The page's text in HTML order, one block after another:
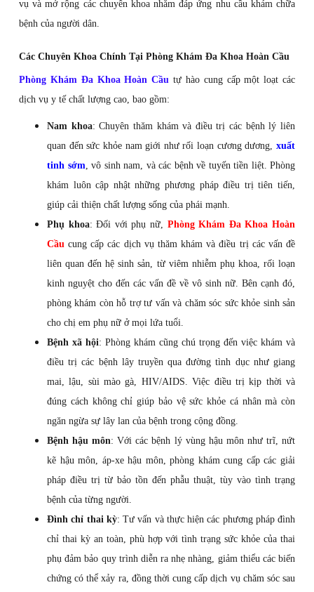
vụ và mở rộng các chuyên khoa nhằm đáp ứng nhu cầu khám chữa
bệnh của người dân.
Các Chuyên Khoa Chính Tại Phòng Khám Đa Khoa Hoàn Cầu
Phòng Khám Đa Khoa Hoàn Cầu tự hào cung cấp một loạt các
dịch vụ y tế chất lượng cao, bao gồm:
Nam khoa: Chuyên thăm khám và điều trị các bệnh lý liên
quan đến sức khỏe nam giới như rối loạn cương dương, xuất
tinh sớm, vô sinh nam, và các bệnh về tuyến tiền liệt. Phòng
khám luôn cập nhật những phương pháp điều trị tiên tiến,
giúp cải thiện chất lượng sống của phái mạnh.
Phụ khoa: Đối với phụ nữ, Phòng Khám Đa Khoa Hoàn
Cầu cung cấp các dịch vụ thăm khám và điều trị các vấn đề
liên quan đến hệ sinh sản, từ viêm nhiễm phụ khoa, rối loạn
kinh nguyệt cho đến các vấn đề về vô sinh nữ. Bên cạnh đó,
phòng khám còn hỗ trợ tư vấn và chăm sóc sức khỏe sinh sản
cho chị em phụ nữ ở mọi lứa tuổi.
Bệnh xã hội: Phòng khám cũng chú trọng đến việc khám và
điều trị các bệnh lây truyền qua đường tình dục như giang
mai, lậu, sùi mào gà, HIV/AIDS. Việc điều trị kịp thời và
đúng cách không chỉ giúp bảo vệ sức khỏe cá nhân mà còn
ngăn ngừa sự lây lan của bệnh trong cộng đồng.
Bệnh hậu môn: Với các bệnh lý vùng hậu môn như trĩ, nứt
kẽ hậu môn, áp-xe hậu môn, phòng khám cung cấp các giải
pháp điều trị từ bảo tồn đến phẫu thuật, tùy vào tình trạng
bệnh của từng người.
Đình chỉ thai kỳ: Tư vấn và thực hiện các phương pháp đình
chỉ thai kỳ an toàn, phù hợp với tình trạng sức khỏe của thai
phụ đảm bảo quy trình diễn ra nhẹ nhàng, giảm thiểu các biến
chứng có thể xảy ra, đồng thời cung cấp dịch vụ chăm sóc sau